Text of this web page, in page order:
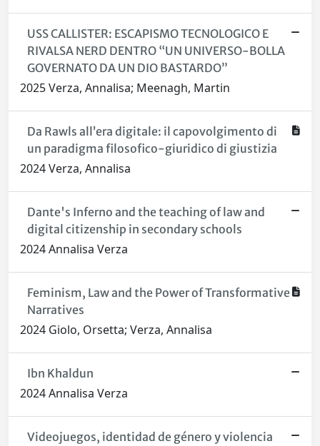
USS CALLISTER: ESCAPISMO TECNOLOGICO E
RIVALSA NERD DENTRO “UN UNIVERSO-BOLLA
GOVERNATO DA UN DIO BASTARDO”
2025 Verza, Annalisa; Meenagh, Martin
Da Rawls all’era digitale: il capovolgimento di
un paradigma filosofico-giuridico di giustizia
2024 Verza, Annalisa
Dante's Inferno and the teaching of law and
digital citizenship in secondary schools
2024 Annalisa Verza
Feminism, Law and the Power of Transformative
Narratives
2024 Giolo, Orsetta; Verza, Annalisa
Ibn Khaldun
2024 Annalisa Verza
Videojuegos, identidad de género y violencia